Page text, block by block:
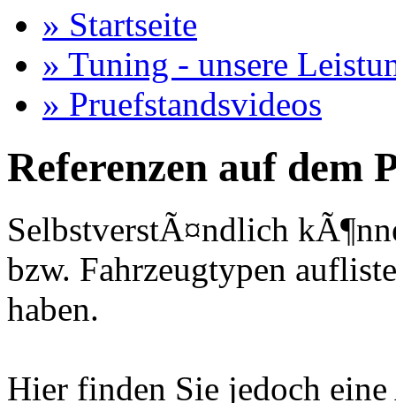
» Startseite
» Tuning - unsere
» Pruefstandsvideos
Referenzen auf dem
SelbstverstÃ¤ndlich
bzw. Fahrzeugtypen
haben.
Hier finden Sie jedoch